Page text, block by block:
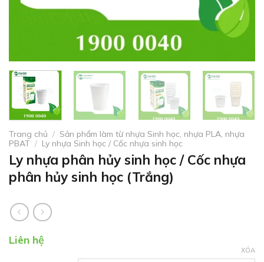
Trang chủ / Sản phẩm làm từ nhựa Sinh học, nhựa PLA, nhựa
PBAT / Ly nhựa Sinh học / Cốc nhựa sinh học
Ly nhựa phân hủy sinh học / Cốc nhựa
phân hủy sinh học (Trắng)
Liên hệ
XÓA